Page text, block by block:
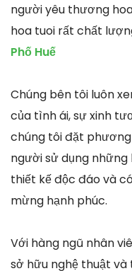
người yêu thương
hoa tuoi rất chất
Phố Huế
Chúng bên tôi luôn
của tình ái, sự xinh
chúng tôi đặt
người sử dụng
thiết kế độc đáo và
mừng hạnh phúc.
Với hàng ngũ nhân
sở hữu nghệ thuật